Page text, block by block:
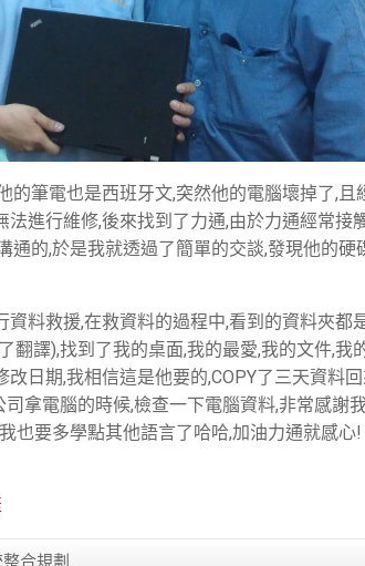
的筆電也是西班牙文,突然他的電腦壞掉了,且
進行維修,後來找到了力通,由於力通經常接
通的,於是我就透過了簡單的交談,發現他的硬
料救援,在救資料的過程中,看到的資料夾都
翻譯),找到了我的桌面,我的最愛,我的文件,我
日期,我相信這是他要的,COPY了三天資料
拿電腦的時候,檢查一下電腦資料,非常感謝
也要多學點其他語言了哈哈,加油力通就感心!
合規劃